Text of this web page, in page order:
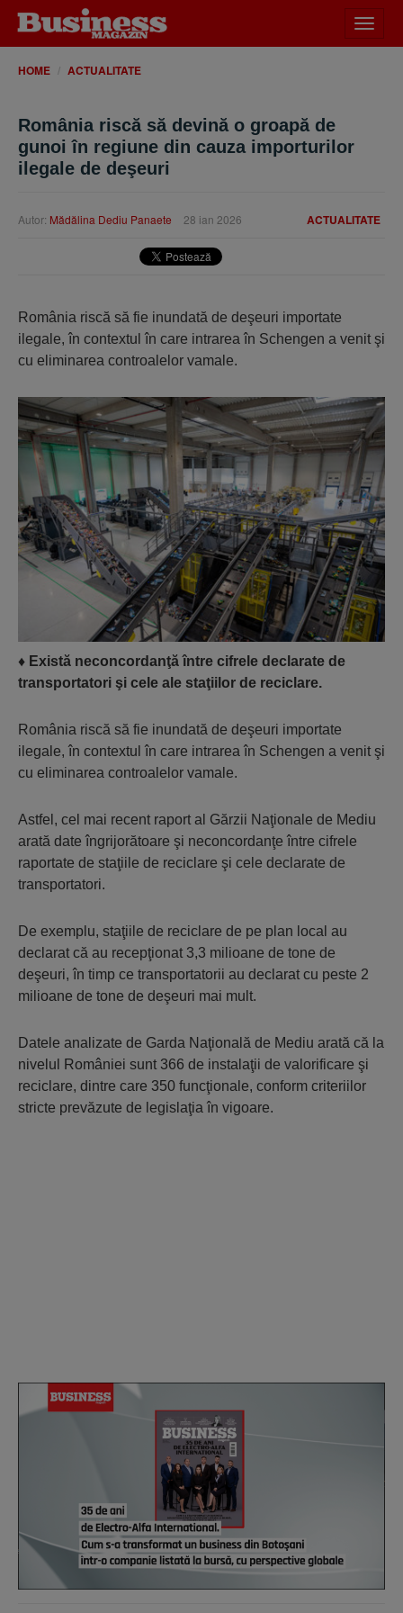
meniu
HOME ACTUALITATE
România riscă să devină o groapă de
gunoi în regiune din cauza importurilor
ilegale de deşeuri
ACTUALITATE
Autor: Mădălina Dediu Panaete 28 ian 2026
România riscă să fie inundată de deşeuri importate
ilegale, în contextul în care intrarea în Schengen a venit şi
cu eliminarea controalelor vamale.
♦ Există neconcordanţă între cifrele declarate de
transportatori şi cele ale staţiilor de reciclare.
România riscă să fie inundată de deşeuri importate
ilegale, în contextul în care intrarea în Schengen a venit şi
cu eliminarea controalelor vamale.
Astfel, cel mai recent raport al Gărzii Naţionale de Mediu
arată date îngrijorătoare şi neconcordanţe între cifrele
raportate de staţiile de reciclare şi cele declarate de
transportatori.
De exemplu, staţiile de reciclare de pe plan local au
declarat că au recepţionat 3,3 milioane de tone de
deşeuri, în timp ce transportatorii au declarat cu peste 2
milioane de tone de deşeuri mai mult.
Datele analizate de Garda Naţională de Mediu arată că la
nivelul României sunt 366 de instalaţii de valorificare şi
reciclare, dintre care 350 funcţio­nale, conform criteriilor
stricte prevăzute de legislaţia în vigoare.